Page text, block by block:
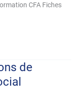
CFA Fiches
de